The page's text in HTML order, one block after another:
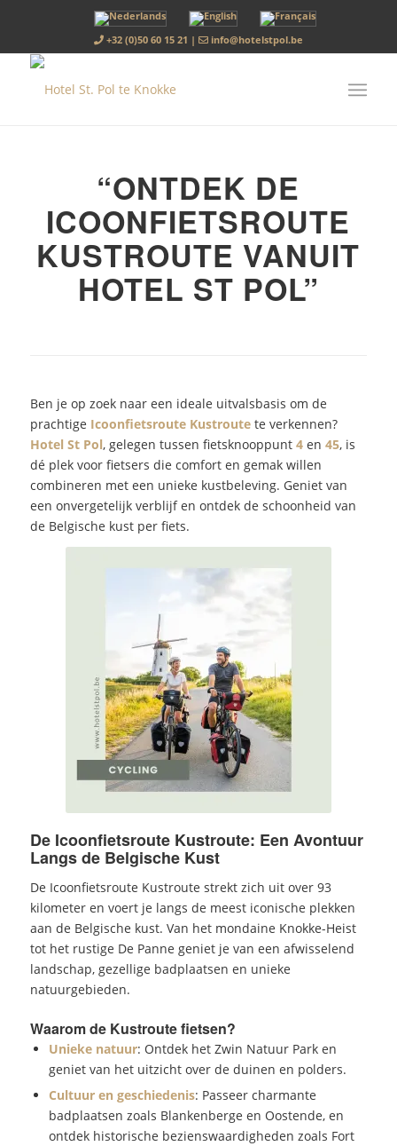
+32 (0)50 60 15 21 | info@hotelstpol.be
“ONTDEK DE
ICOONFIETSROUTE
KUSTROUTE VANUIT
HOTEL ST POL”
Ben je op zoek naar een ideale uitvalsbasis om de
prachtige Icoonfietsroute Kustroutete verkennen?
Hotel St Pol, gelegen tussen fietsknooppunt 4en 45, is
dé plek voor fietsers die comfort en gemak willen
combineren met een unieke kustbeleving. Geniet van
een onvergetelijk verblijf en ontdek de schoonheid van
de Belgische kust per fiets.
De Icoonfietsroute Kustroute: Een Avontuur
Langs de Belgische Kust
De Icoonfietsroute Kustroute strekt zich uit over 93
kilometer en voert je langs de meest iconische plekken
aan de Belgische kust. Van het mondaine Knokke-Heist
tot het rustige De Panne geniet je van een afwisselend
landschap, gezellige badplaatsen en unieke
natuurgebieden.
Waarom de Kustroute fietsen?
Unieke natuur: Ontdek het Zwin Natuur Park en
geniet van het uitzicht over de duinen en polders.
Cultuur en geschiedenis: Passeer charmante
badplaatsen zoals Blankenberge en Oostende, en
ontdek historische bezienswaardigheden zoals Fort